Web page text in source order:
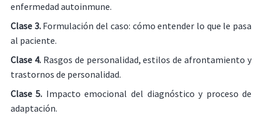
enfermedad autoinmune.
Clase 3. Formulación del caso: cómo entender lo que le pasa
al paciente.
Clase 4.Rasgos de personalidad, estilos de afrontamiento y
trastornos de personalidad.
Clase 5. Impacto emocional del diagnóstico y proceso de
adaptación.